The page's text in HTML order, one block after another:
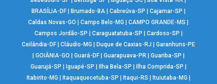
BRASÍLIA-DF| Brumado-BA| Cabreúva-SP Cajamar-SP
Caldas Novas-GO
|Campo Belo-MG |CAMPO GRANDE-MS
Campos Jordão-SP
Caraguatatuba-SP Cardoso-SP
Ceilândia-DF| Cláudio-MG Duque de Caxias-RJ
Garanhuns-PE
GOIÂNIA-GO Guará-DF| Guarapuava-PR| Guariba-SP
Guarujá-SP
Iguapé-SP Ilha Bela-SP Ilha Comprida-SP
Itabirito-MG
Itaquaquecetuba-SP Itaqui-RS Ituiutaba-MG